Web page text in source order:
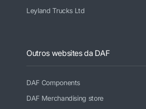
Leyland Trucks Ltd
Outros websites da DAF
DAF Components
DAF Merchandising store